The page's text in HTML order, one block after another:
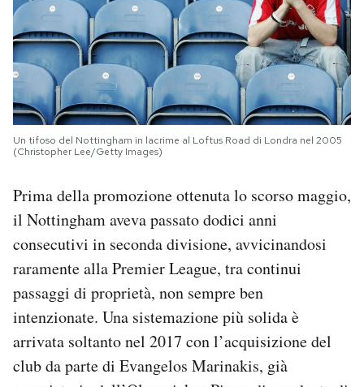
Un tifoso del Nottingham in lacrime al Loftus Road di Londra nel 2005
(Christopher Lee/Getty Images)
Prima della promozione ottenuta lo scorso maggio,
il Nottingham aveva passato dodici anni
consecutivi in seconda divisione, avvicinandosi
raramente alla Premier League, tra continui
passaggi di proprietà, non sempre ben
intenzionate. Una sistemazione più solida è
arrivata soltanto nel 2017 con l’acquisizione del
club da parte di Evangelos Marinakis, già